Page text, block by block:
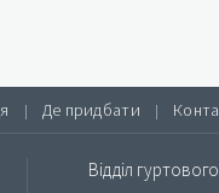
| Де придбати |
Відділ